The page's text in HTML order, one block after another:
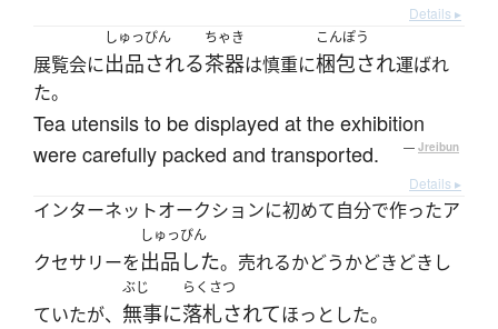
Details ▸
展覧会に
しゅっぴん
出品される
ちゃき
茶器は慎重に
こんぽう
梱包され運ばれ
た。
Tea utensils to be displayed at the exhibition
were carefully packed and transported.
— Jreibun
Details ▸
インターネットオークションに初めて自分で作ったア
クセサリーを
しゅっぴん
出品した。売れるかどうかどきどきし
ていたが、
ぶじ
無事に
らくさつ
落札されてほっとした。